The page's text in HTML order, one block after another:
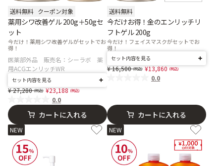
送料無料 クーポン対象
薬用シワ改善ゲル 200g＋50gセ
ット
今だけ！薬用シワ改善ゲルがセットでお
得！
医薬部外品 販売名：シーラボ 薬
用ACGエンリッチWR
セット内容を見る
Price reduced from
27,280to
23,188
0.0
カートに入れる
送料無料
今だけお得！金のエンリッチリ
フトゲル 200g
今だけ！フェイスマスクがセットでお
得！
セット内容を見る
Price reduced from
16,500to
13,860
0.0
カートに入れる
NEW NEW